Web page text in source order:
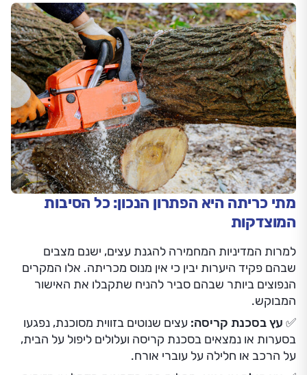
מתי כריתה היא הפתרון הנכון: כל הסיבות
המוצדקות
למרות המדיניות המחמירה להגנת עצים, ישנם מצבים
שבהם פקיד היערות יבין כי אין מנוס מכריתה. אלו המקרים
הנפוצים ביותר שבהם סביר להניח שתקבלו את האישור
המבוקש.
✅ עץ בסכנת קריסה: עצים שנוטים בזווית מסוכנת, נפגעו
בסערות או נמצאים בסכנת קריסה ועלולים ליפול על הבית,
על הרכב או חלילה על עוברי אורח.